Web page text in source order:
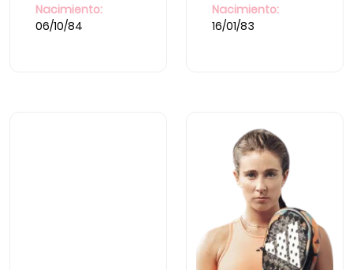
Nacimiento:
06/10/84
Nacimiento:
16/01/83